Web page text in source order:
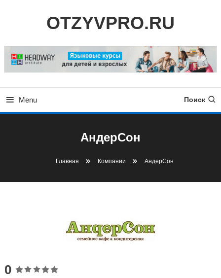
OTZYVPRO.RU
Menu Поиск
АндерСон
Главная Компании АндерСон
0